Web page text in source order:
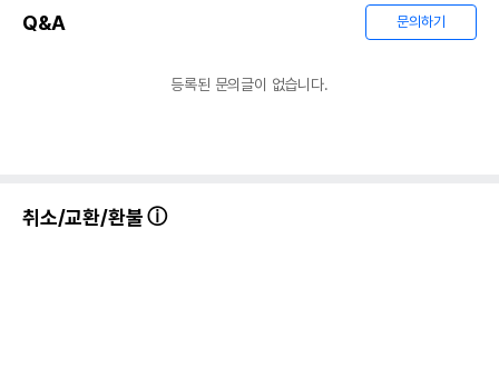
Q&A 문의하기
등록된 문의글이 없습니다.
취소/교환/환불